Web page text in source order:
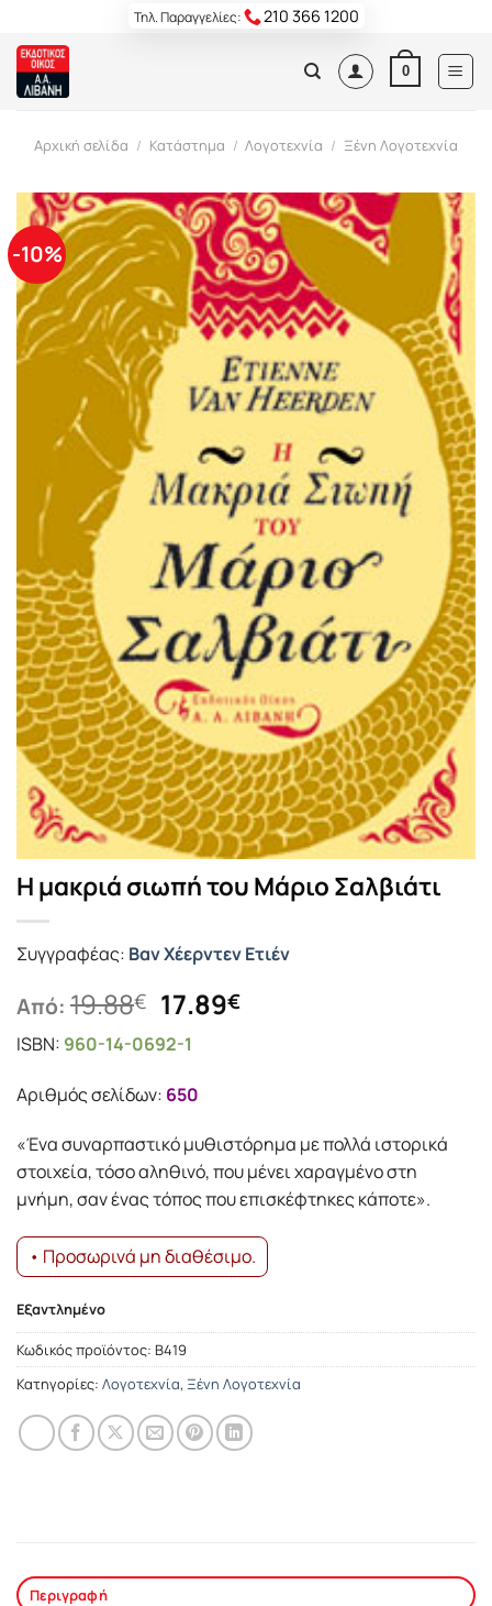
content
Τηλ. Παραγγελίες: 210 366 1200
0
Αρχική σελίδα / Κατάστημα / Λογοτεχνία / Ξένη Λογοτεχνία
-10%
Η μακριά σιωπή του Μάριο Σαλβιάτι
Συγγραφέας: Βαν Χέερντεν Ετιέν
Από: 19.88€ Original
price
was:
19.88€.
17.89€Η
ISBN: 960-14-0692-1
Αριθμός σελίδων: 650
«Ένα συναρπαστικό μυθιστόρημα με πολλά ιστορικά
στοιχεία, τόσο αληθινό, που μένει χαραγμένο στη
μνήμη, σαν ένας τόπος που επισκέφτηκες κάποτε».
• Προσωρινά μη διαθέσιμο.
Εξαντλημένο
Κωδικός προϊόντος: Β419
Κατηγορίες: Λογοτεχνία, Ξένη Λογοτεχνία
Περιγραφή